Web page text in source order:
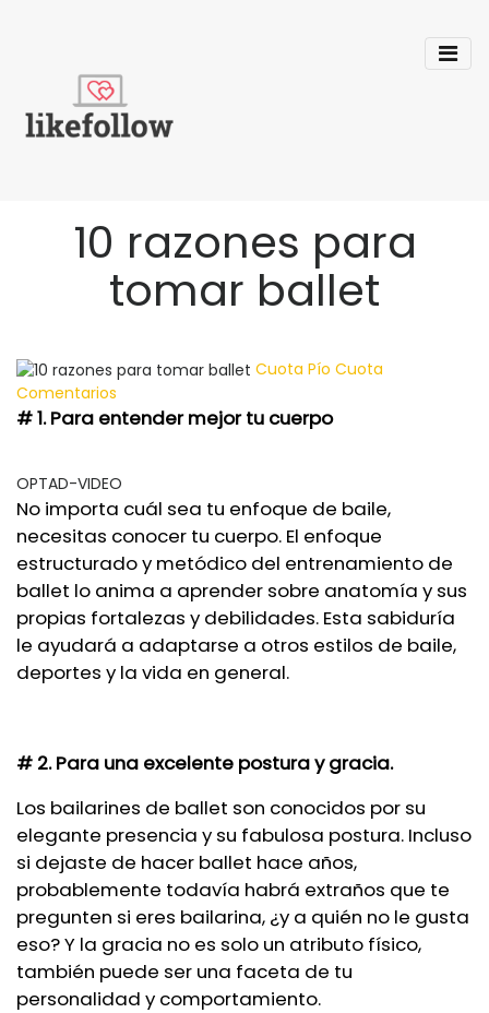
10 razones para
tomar ballet
Cuota Pío Cuota
Comentarios
# 1. Para entender mejor tu cuerpo
OPTAD-VIDEO
No importa cuál sea tu enfoque de baile,
necesitas conocer tu cuerpo. El enfoque
estructurado y metódico del entrenamiento de
ballet lo anima a aprender sobre anatomía y sus
propias fortalezas y debilidades. Esta sabiduría
le ayudará a adaptarse a otros estilos de baile,
deportes y la vida en general.
# 2. Para una excelente postura y gracia.
Los bailarines de ballet son conocidos por su
elegante presencia y su fabulosa postura. Incluso
si dejaste de hacer ballet hace años,
probablemente todavía habrá extraños que te
pregunten si eres bailarina, ¿y a quién no le gusta
eso? Y la gracia no es solo un atributo físico,
también puede ser una faceta de tu
personalidad y comportamiento.